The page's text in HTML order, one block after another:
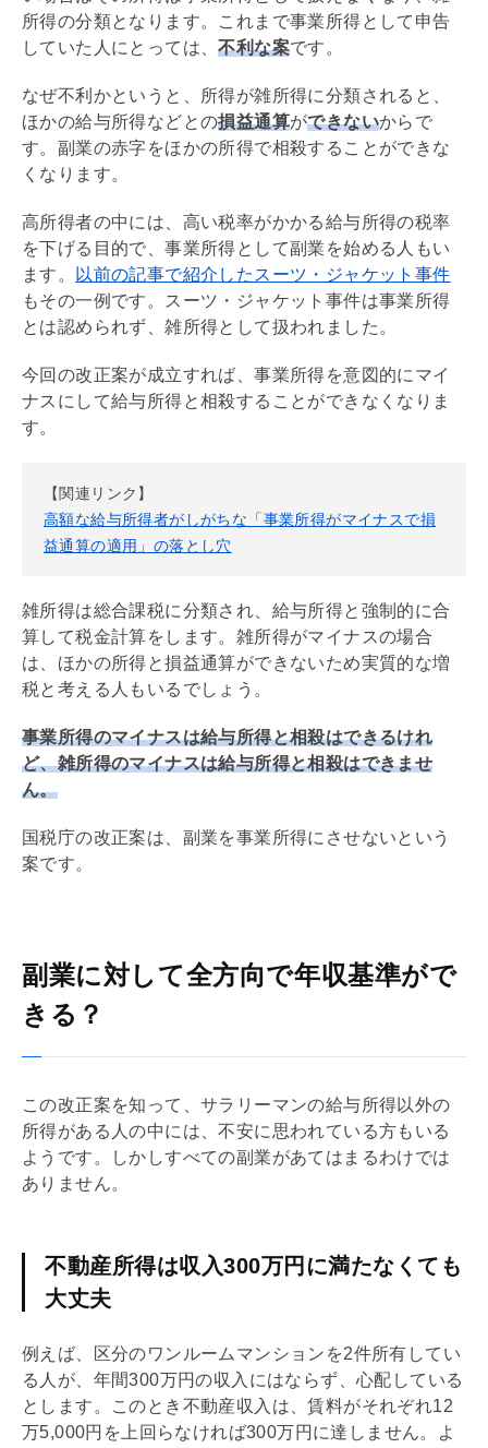
所得の分類となります。これまで事業所得として申告
していた人にとっては、不利な案です。
なぜ不利かというと、所得が雑所得に分類されると、
ほかの給与所得などとの損益通算ができないからで
す。副業の赤字をほかの所得で相殺することができな
くなります。
高所得者の中には、高い税率がかかる給与所得の税率
を下げる目的で、事業所得として副業を始める人もい
ます。
以前の記事で紹介したスーツ・ジャケット事件
もその一例です。スーツ・ジャケット事件は事業所得
とは認められず、雑所得として扱われました。
今回の改正案が成立すれば、事業所得を意図的にマイ
ナスにして給与所得と相殺することができなくなりま
す。
【関連リンク】
高額な給与所得者がしがちな「事業所得がマイナスで損
益通算の適用」の落とし穴
雑所得は総合課税に分類され、給与所得と強制的に合
算して税金計算をします。雑所得がマイナスの場合
は、ほかの所得と損益通算ができないため実質的な増
税と考える人もいるでしょう。
事業所得のマイナスは給与所得と相殺はできるけれ
ど、雑所得のマイナスは給与所得と相殺はできませ
ん。
国税庁の改正案は、副業を事業所得にさせないという
案です。
副業に対して全方向で年収基準がで
きる？
この改正案を知って、サラリーマンの給与所得以外の
所得がある人の中には、不安に思われている方もいる
ようです。しかしすべての副業があてはまるわけでは
ありません。
不動産所得は収入300万円に満たなくても
大丈夫
例えば、区分のワンルームマンションを2件所有してい
る人が、年間300万円の収入にはならず、心配している
とします。このとき不動産収入は、賃料がそれぞれ12
万5,000円を上回らなければ300万円に達しません。よ